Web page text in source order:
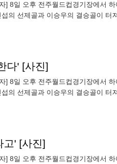
] 8일 오후 전주월드컵경기장에서
의 선제골과 이승우의 결승골이 터
다' [사진]
] 8일 오후 전주월드컵경기장에서
의 선제골과 이승우의 결승골이 터
고' [사진]
] 8일 오후 전주월드컵경기장에서